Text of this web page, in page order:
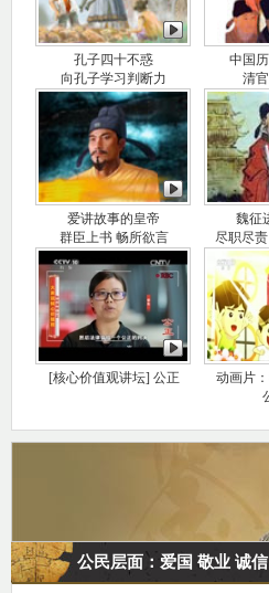
孔子四十不惑
向孔子学习判断力
中国
清
爱讲故事的皇帝
群臣上书 畅所欲言
魏征
尽职尽
[核心价值观讲坛] 公正
动画片
公民层面：爱国 敬业 诚